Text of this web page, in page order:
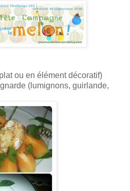
ou en élément décoratif)
(lumignons, guirlande,